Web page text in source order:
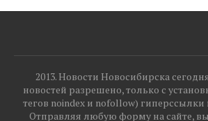
2013. Новости Новосибирска
новостей разрешено, только с
тегов noindex и nofollow) гиперссылки
Отправляя любую форму на сайте, вы